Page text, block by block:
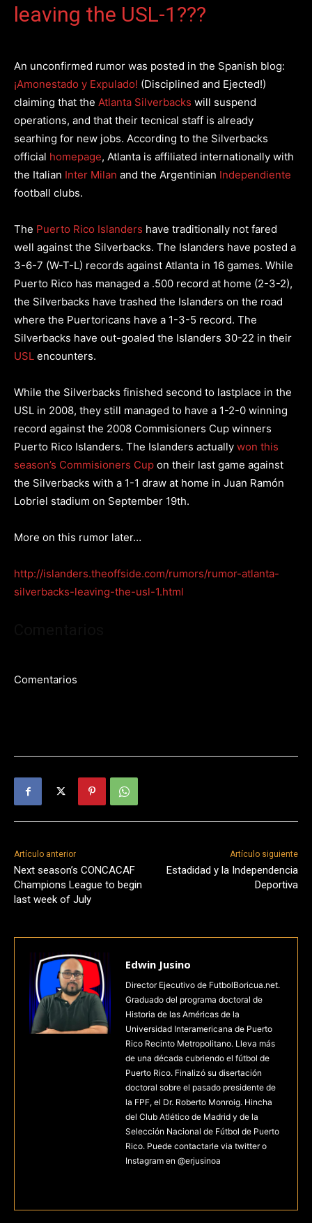
leaving the USL-1???
An unconfirmed rumor was posted in the Spanish blog:
¡Amonestado y Expulado! (Disciplined and Ejected!)
claiming that the Atlanta Silverbacks will suspend
operations, and that their tecnical staff is already
searhing for new jobs. According to the Silverbacks
official homepage, Atlanta is affiliated internationally with
the Italian Inter Milan and the Argentinian Independiente
football clubs.
The Puerto Rico Islanders have traditionally not fared
well against the Silverbacks. The Islanders have posted a
3-6-7 (W-T-L) records against Atlanta in 16 games. While
Puerto Rico has managed a .500 record at home (2-3-2),
the Silverbacks have trashed the Islanders on the road
where the Puertoricans have a 1-3-5 record. The
Silverbacks have out-goaled the Islanders 30-22 in their
USL encounters.
While the Silverbacks finished second to lastplace in the
USL in 2008, they still managed to have a 1-2-0 winning
record against the 2008 Commisioners Cup winners
Puerto Rico Islanders. The Islanders actually won this
season’s Commisioners Cup on their last game against
the Silverbacks with a 1-1 draw at home in Juan Ramón
Lobriel stadium on September 19th.
More on this rumor later…
http://islanders.theoffside.com/rumors/rumor-atlanta-
silverbacks-leaving-the-usl-1.html
Comentarios
Artículo anterior
Next season’s CONCACAF
Champions League to begin
last week of July
Artículo siguiente
Estadidad y la Independencia
Deportiva
Edwin Jusino
Director Ejecutivo de FutbolBoricua.net.
Graduado del programa doctoral de
Historia de las Américas de la
Universidad Interamericana de Puerto
Rico Recinto Metropolitano. Lleva más
de una década cubriendo el fútbol de
Puerto Rico. Finalizó su disertación
doctoral sobre el pasado presidente de
la FPF, el Dr. Roberto Monroig. Hincha
del Club Atlético de Madrid y de la
Selección Nacional de Fútbol de Puerto
Rico. Puede contactarle via twitter o
Instagram en @erjusinoa